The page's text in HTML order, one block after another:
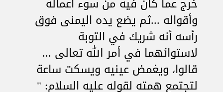
وأقواله ...ثم يضع يده اليمنى فوق
رأسه أنه شريك في التوبة
لاستوائهما في أمر الله تعالى ...
قالوا، ويغمض عينيه ويسكت ساعة
لتجتمع همته لقوله عليه السلام: "